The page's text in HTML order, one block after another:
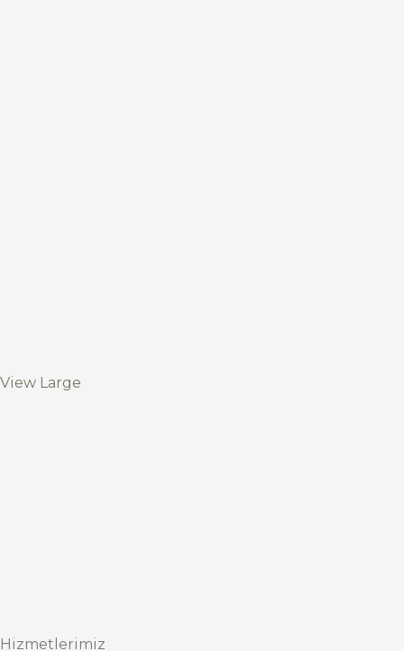
View Large
Hizmetlerimiz